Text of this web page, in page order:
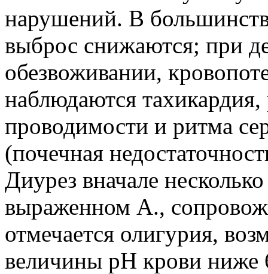
нарушений. В
выброс снижаются; при
обезвоживании,
наблюдаются
проводимости и ритма
(почечная
Диурез вначале
выраженном А.,
отмечается олигурия,
величины рН крови ниже